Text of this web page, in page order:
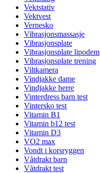
Vektstativ
Vektvest
Vernesko
Vibrasjonsmassasje
Vibrasjonsplate
Vibrasjonsplate lipodem
Vibrasjonsplate trening
Viltkamera
Vindjakke dame
Vindjakke herre
Vinterdress barn test
Vintersko test
Vitamin B1
Vitamin b12 test
Vitamin D3
VO2 max
Vondt i korsryggen
Våtdrakt barn
Våtdrakt test